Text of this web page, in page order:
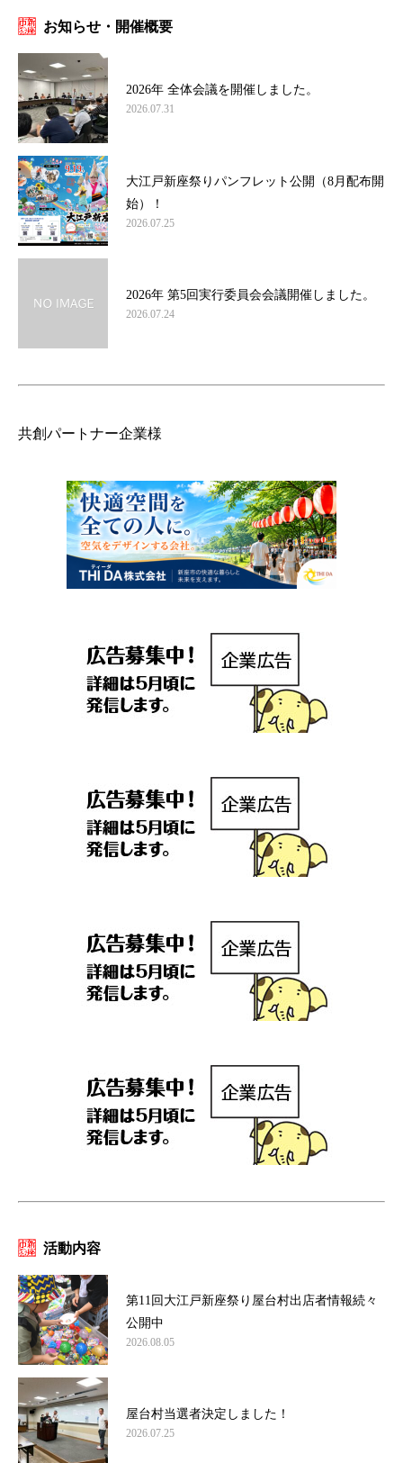
お知らせ・開催概要
2026年 全体会議を開催しました。
2026.07.31
大江戸新座祭りパンフレット公開（8月配布開
始）！
2026.07.25
2026年 第5回実行委員会会議開催しました。
2026.07.24
共創パートナー企業様
活動内容
第11回大江戸新座祭り屋台村出店者情報続々
公開中
2026.08.05
屋台村当選者決定しました！
2026.07.25